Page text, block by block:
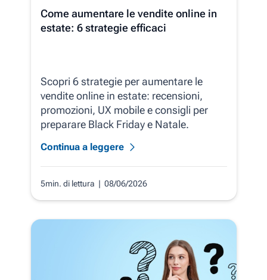
Come aumentare le vendite online in
estate: 6 strategie efficaci
Scopri 6 strategie per aumentare le
vendite online in estate: recensioni,
promozioni, UX mobile e consigli per
preparare Black Friday e Natale.
Continua a leggere
5min. di lettura | 08/06/2026